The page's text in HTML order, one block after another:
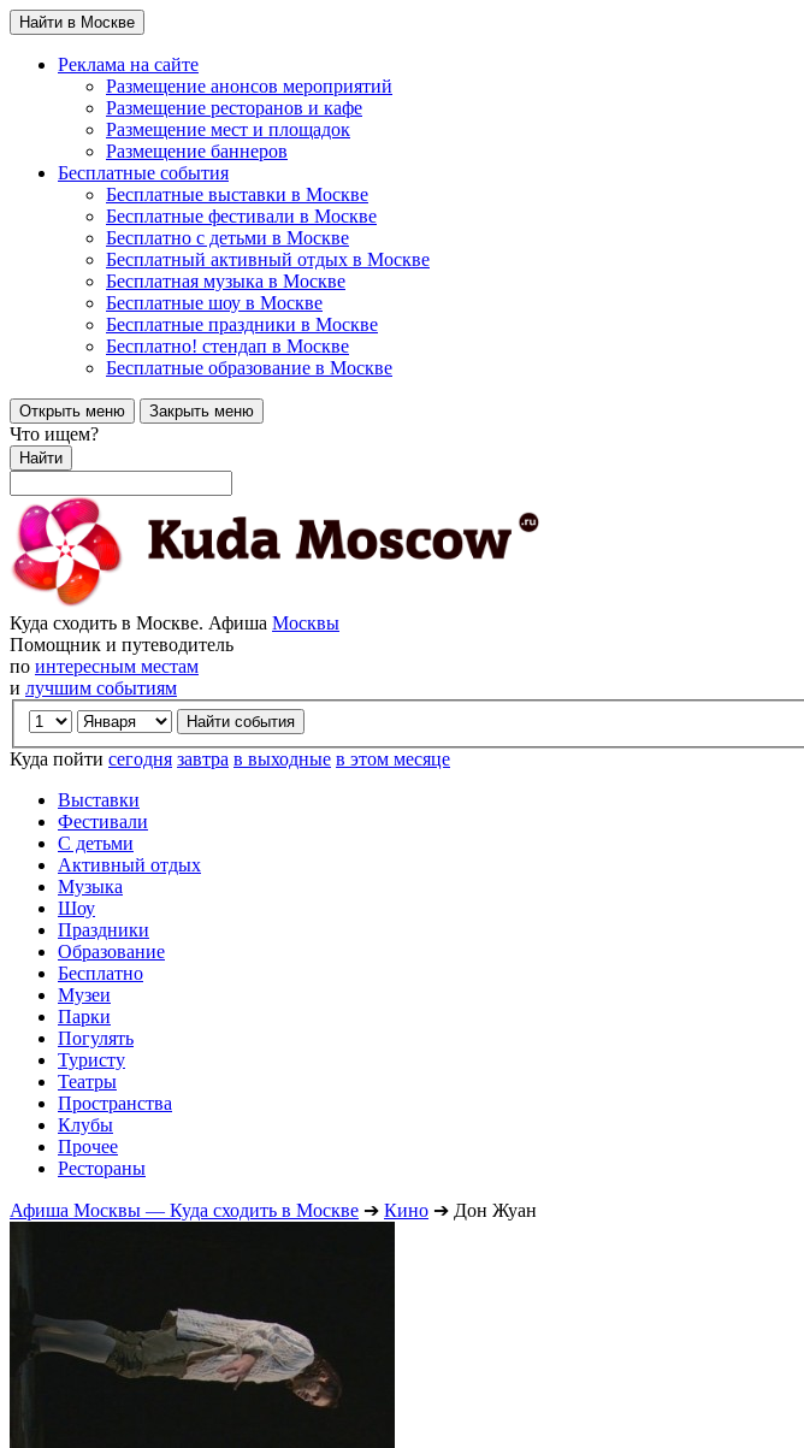
Найти в Москве
Реклама на сайте
Размещение анонсов мероприятий
Размещение ресторанов и кафе
Размещение мест и площадок
Размещение баннеров
Бесплатные события
Бесплатные выставки в Москве
Бесплатные фестивали в Москве
Бесплатно с детьми в Москве
Бесплатный активный отдых в Москве
Бесплатная музыка в Москве
Бесплатные шоу в Москве
Бесплатные праздники в Москве
Бесплатно! стендап в Москве
Бесплатные образование в Москве
Открыть меню Закрыть меню
Что ищем?
Найти
Куда сходить в Москве. Афиша Москвы
Помощник и путеводитель
по интересным местам
и лучшим событиям
Куда пойти сегодня завтра в выходные в этом месяце
Выставки
Фестивали
С детьми
Активный отдых
Музыка
Шоу
Праздники
Образование
Бесплатно
Музеи
Парки
Погулять
Туристу
Театры
Пространства
Клубы
Прочее
Рестораны
Афиша Москвы — Куда сходить в Москве ➔ Кино ➔ Дон Жуан